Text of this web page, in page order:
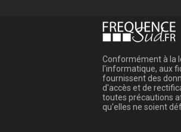
Conformément à la
l'informatique, aux
fournissent des
d'accès et de
toutes précautions
qu'elles ne soient